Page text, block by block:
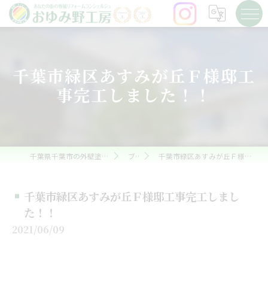
千葉市緑区あすみが丘Ｆ様邸工
事完工しました！！
千葉県千葉市の外壁塗装ならおゆみ野工房 ブログ 千葉市緑区あすみが丘Ｆ様邸工事完工しました！！
千葉市緑区あすみが丘Ｆ様邸工事完工しまし
た！！
2021/06/09